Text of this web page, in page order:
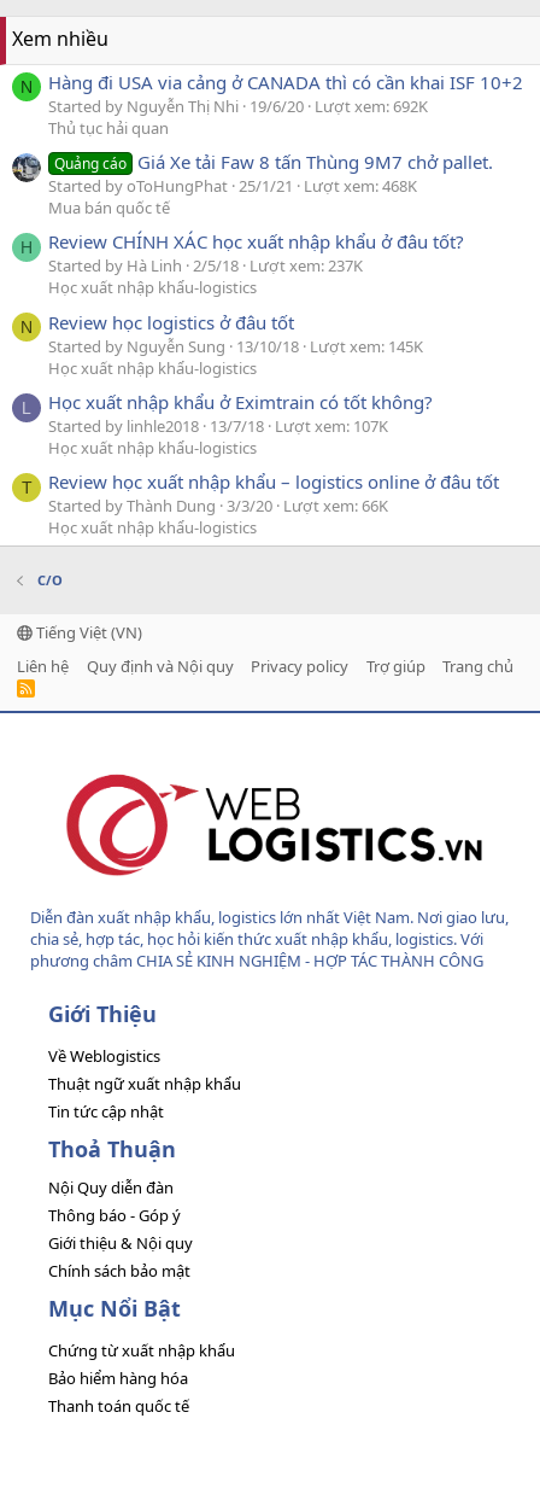
Xem nhiều
N Hàng đi USA via cảng ở CANADA thì có cần khai ISF 10+2
Started by Nguyễn Thị Nhi 19/6/20 Lượt xem: 692K
Thủ tục hải quan
Quảng cáo Giá Xe tải Faw 8 tấn Thùng 9M7 chở pallet.
Started by oToHungPhat 25/1/21
Lượt xem: 468K
Mua bán quốc tế
H Review CHÍNH XÁC học xuất nhập khẩu ở đâu tốt?
Started by Hà Linh 2/5/18 Lượt xem: 237K
Học xuất nhập khẩu-logistics
N Review học logistics ở đâu tốt
Started by Nguyễn Sung 13/10/18 Lượt xem: 145K
Học xuất nhập khẩu-logistics
L Học xuất nhập khẩu ở Eximtrain có tốt không?
Started by linhle2018 13/7/18 Lượt xem: 107K
Học xuất nhập khẩu-logistics
T Review học xuất nhập khẩu – logistics online ở đâu tốt
Started by Thành Dung 3/3/20 Lượt xem: 66K
Học xuất nhập khẩu-logistics
C/O
Tiếng Việt (VN)
Liên hệ
Quy định và Nội quy Privacy policy Trợ giúp Trang chủ
R
Diễn đàn xuất nhập khẩu, logistics lớn nhất Việt Nam. Nơi giao lưu,
chia sẻ, hợp tác, học hỏi kiến thức xuất nhập khẩu, logistics. Với
phương châm CHIA SẺ KINH NGHIỆM - HỢP TÁC THÀNH CÔNG
Giới Thiệu
Về Weblogistics
Thuật ngữ xuất nhập khẩu
Tin tức cập nhật
Thoả Thuận
Nội Quy diễn đàn
Thông báo - Góp ý
Giới thiệu & Nội quy
Chính sách bảo mật
Mục Nổi Bật
Chứng từ xuất nhập khẩu
Bảo hiểm hàng hóa
Thanh toán quốc tế